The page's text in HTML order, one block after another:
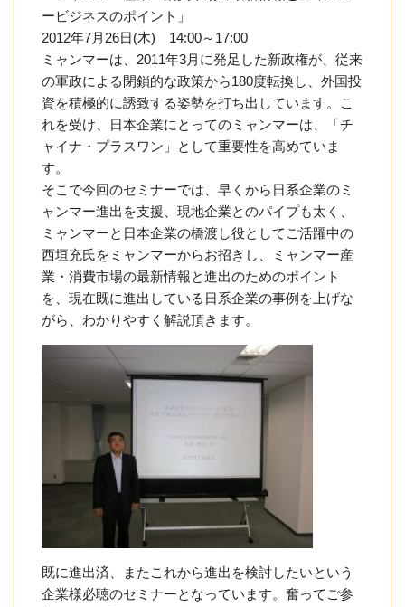
ービジネスのポイント」
2012年7月26日(木) 14:00～17:00
ミャンマーは、2011年3月に発足した新政権が、従来
の軍政による閉鎖的な政策から180度転換し、外国投
資を積極的に誘致する姿勢を打ち出しています。こ
れを受け、日本企業にとってのミャンマーは、「チ
ャイナ・プラスワン」として重要性を高めていま
す。
そこで今回のセミナーでは、早くから日系企業のミ
ャンマー進出を支援、現地企業とのパイプも太く、
ミャンマーと日本企業の橋渡し役としてご活躍中の
西垣充氏をミャンマーからお招きし、ミャンマー産
業・消費市場の最新情報と進出のためのポイント
を、現在既に進出している日系企業の事例を上げな
がら、わかりやすく解説頂きます。
既に進出済、またこれから進出を検討したいという
企業様必聴のセミナーとなっています。奮ってご参